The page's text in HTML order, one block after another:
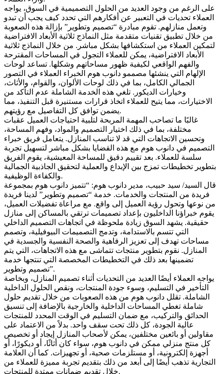
على الرغم من وجود العديد من الحلول التصميمية في السوق، يواجه
العملاء تحديات في التعبير عن أفكارهم التي تحدد كيف يجب أن تبدو
وتعمل منازلهم. تقوم مبادرة “تصميم وتطوير” بإزالة هذه الصعوبة
من خلال تطبيق تقنيات متقدمة مثل النماذج ثلاثية الأبعاد الافتراضية
لتمكين العملاء من استكشافها بشكل مباشر. من خلال النماذج ثلاثية
الأبعاد الافتراضية، يمكن للعملاء التجول في المساحات المقترحة
والفهم الواقعي لكيفية ظهور مساحاتهم وشكلها. تساعد لوحات
الإلهام التي ينشئها مصممو دانوب هوم الخبراء العملاء في التصور
الجمالي الكامل، بما في ذلك لوحات الألوان، والقوام، والأثاث،
وخيارات الديكور. تلغي هذه الخدمة الشاملة عدم التأكد من
الاختيارات، مما يتيح للعملاء اتخاذ قرارات مستنيرة قبل التنفيذ، مما
يضمن توافق كل التفاصيل مع رؤيتهم.
غالبًا ما تصاحب المهمة المربحة لتلبية احتياجات العميل عقبات
مختلفة، بما في ذلك اختيار التصميم والمواد، وفهم المساحة،
وتحسين الاتجاهات التي قد لا تناسب المنازل. يتعامل فريق خبراء
التصميم في دانوب هوم مع هذه القضايا بشكل مباشر لتسهيل تجربة
سلسة للعملاء. بعد تقييم دقيق للمساحة المعيشية، يقوم الفريق
بتطوير تخطيطات تمزج بين الإبداع والعملية لتحقيق الجاذبية الجمالية
والكفاءة الوظيفية.
قال السيد/ سيد حبيب، مدير دانوب هوم: “تتميز دانوب هوم بمجموعة
فريدة من المنتجات والخدمات. خدمة “تصميم وتطوير” لدينا فريدة
من نوعها وتحول رؤية العميل إلى واقع. مع مراعاة تفضيلات العميل،
يقوم خبراؤنا الداخليون بإعداد تصميمات ترتقي بالمساكن إلى منازل
حقيقية. يشهد السوق زيادة ملحوظة في اتجاهات التصميم الداخلي
التي تتسم بالاستدامة، وتدمج التصميمات البيوفيلية، وتصمم
مساحات تهدف إلى تعزيز الرفاهية والصحة النفسية والجسدية في
المنازل. نقوم بتطوير منتجات تتماشى مع هذه الاتجاهات، التي يتم
تضمينها بعد ذلك في التخطيطات المخصصة التي تنتجها خدمة
تصميم وتطوير”.
يواجه العملاء أيضًا العديد من التحديات أثناء تصميم المنازل، وبخاصة
التأخير في التسليم، وسوء جودة المنتجات، ونقص الحلول الداخلية
الشاملة. تقلل دانوب هوم من هذه الصعوبات من خلال تقديم حلول
شاملة تغطي المساحات الداخلية والخارجية بالإضافة إلى تنسيق
الحدائق والتركيب، مع ضمان التسليم في الوقت المحدد للمنتجات
عالية الجودة، كل ذلك تحت سقف واحد. بدلاً من الاعتماد على
مقاولين أو بائعين مختلفين، يمكن لأصحاب المنازل إيجاد أو تخصيص
كل منتج منزلي ممكن في دانوب هوم، سواء كان أثاثًا، أو ديكورًا، أو
أجهزة إلكترونية، أو مستلزمات صحية، أو تجهيزات. كما أن العلامة
التجارية تذهب أيضًا إلى أبعد من ذلك بتقديم تجربة مميزة للعملاء من
خلال تقديم ضمانات ممتدة للمنتجات.